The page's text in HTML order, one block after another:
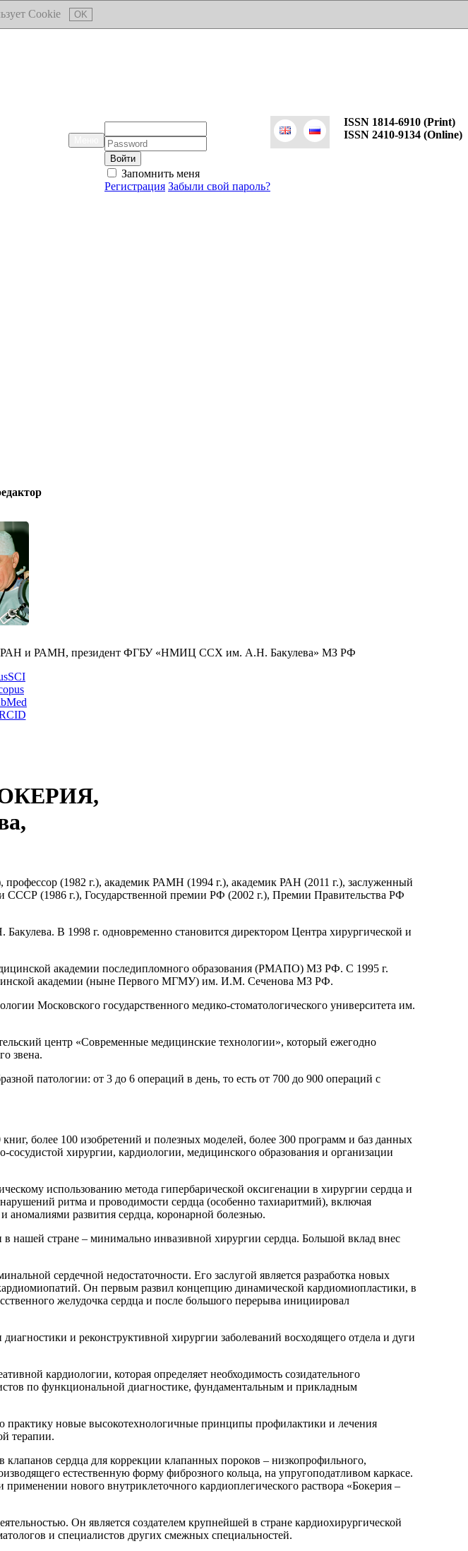
Cookie OK
ISSN 1814-6910 (Print)
ISSN 2410-9134 (Online)
Пароль:
Запомнить меня
Регистрация Забыли свой пароль?
РАН и РАМН, президент ФГБУ «НМИЦ ССХ им. А.Н. Бакулева» МЗ РФ
профессор (1982 г.), академик РАМН (1994 г.), академик РАН (2011 г.), заслуженный
СССР (1986 г.), Государственной премии РФ (2002 г.), Премии Правительства РФ
В 1998 г. одновременно становится директором Центра хирургической и
академии последипломного образования (РМАПО) МЗ РФ. С 1995 г.
академии (ныне Первого МГМУ) им. И.М. Сеченова МЗ РФ.
Московского государственного медико-стоматологического университета им.
центр «Современные медицинские технологии», который ежегодно
звена.
патологии: от 3 до 6 операций в день, то есть от 700 до 900 операций с
более 100 изобретений и полезных моделей, более 300 программ и баз данных
хирургии, кардиологии, медицинского образования и организации
использованию метода гипербарической оксигенации в хирургии сердца и
ритма и проводимости сердца (особенно тахиаритмий), включая
развития сердца, коронарной болезнью.
нашей стране – минимально инвазивной хирургии сердца. Большой вклад внес
сердечной недостаточности. Его заслугой является разработка новых
Он первым развил концепцию динамической кардиомиопластики, в
желудочка сердца и после большого перерыва инициировал
и реконструктивной хирургии заболеваний восходящего отдела и дуги
кардиологии, которая определяет необходимость созидательного
по функциональной диагностике, фундаментальным и прикладным
новые высокотехнологичные принципы профилактики и лечения
терапии.
сердца для коррекции клапанных пороков – низкопрофильного,
естественную форму фиброзного кольца, на упругоподатливом каркасе.
нового внутриклеточного кардиоплегического раствора «Бокерия –
Он является создателем крупнейшей в стране кардиохирургической
и специалистов других смежных специальностей.